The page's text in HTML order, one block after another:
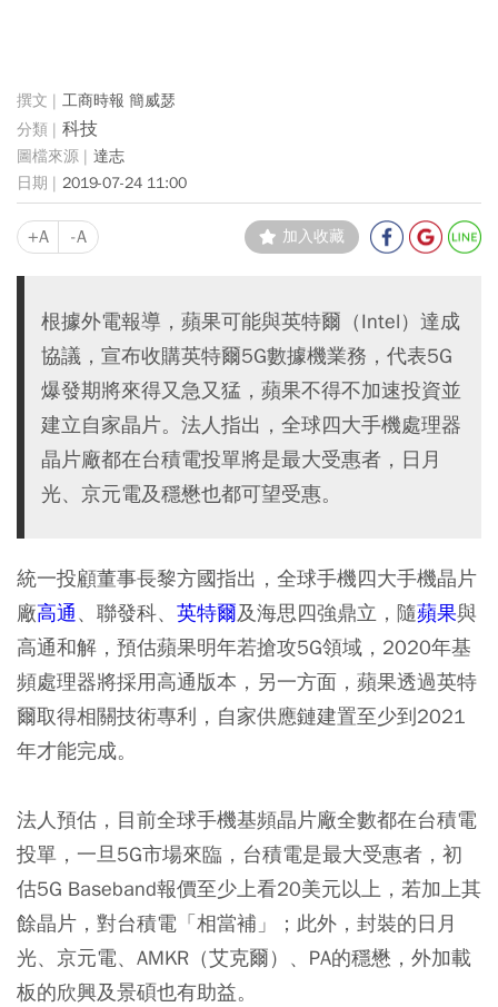
工商時報 簡威瑟
科技
達志
2019-07-24 11:00
+A -A 加入收藏
根據外電報導，蘋果可能與英特爾（Intel）達成
協議，宣布收購英特爾5G數據機業務，代表5G
爆發期將來得又急又猛，蘋果不得不加速投資並
建立自家晶片。法人指出，全球四大手機處理器
晶片廠都在台積電投單將是最大受惠者，日月
光、京元電及穩懋也都可望受惠。
統一投顧董事長黎方國指出，全球手機四大手機晶片
廠高通、聯發科、 英特爾及海思四強鼎立，隨蘋果與
高通和解，預估蘋果明年若搶攻5G領域，2020年基
頻處理器將採用高通版本，另一方面，蘋果透過英特
爾取得相關技術專利，自家供應鏈建置至少到2021
年才能完成。
法人預估，目前全球手機基頻晶片廠全數都在台積電
投單，一旦5G市場來臨，台積電是最大受惠者，初
估5G Baseband報價至少上看20美元以上，若加上其
餘晶片，對台積電「相當補」；此外，封裝的日月
光、京元電、AMKR（艾克爾）、PA的穩懋，外加載
板的欣興及景碩也有助益。